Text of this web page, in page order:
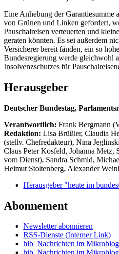
Eine Anhebung der
von Grünen und Linken gefordert,
Pauschalreisen verteuerten und
geraten könnten. Es sei außerdem
Versicherer bereit fänden, ein so
Bundesregierung werde gleichwohl
Insolvenzschutzes für
Herausgeber
Deutscher Bundestag,
Verantwortlich: Frank Bergmann
Redaktion: Lisa Brüßler, Claudia
(stellv. Chefredakteur), Nina
Claus Peter Kosfeld, Johanna Metz,
vom Dienst), Sandra Schmid,
Helmut Stoltenberg, Alexander
Herausgeber "heute im
Abonnement
Newsletter abonnieren
RSS-Dienste (Interner Link)
hib_Nachrichten im